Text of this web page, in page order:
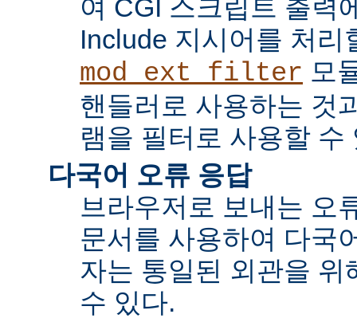
여 CGI 스크립트 출력
Include 지시어를 처리
mod_ext_filter 모
핸들러로 사용하는 것
램을 필터로 사용할 수
다국어 오류 응답
브라우저로 보내는 오
문서를 사용하여 다국
자는 통일된 외관을 위
수 있다.